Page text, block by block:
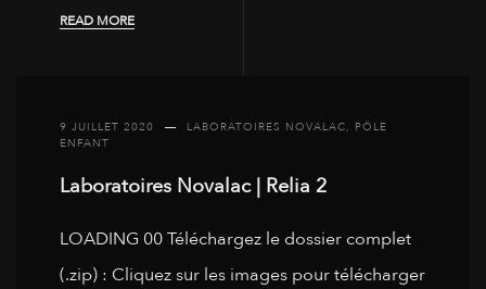
READ MORE
9 JUILLET 2020 LABORATOIRES NOVALAC, PÔLE
ENFANT
Laboratoires Novalac | Relia 2
LOADING 00 Téléchargez le dossier complet
(.zip) : Cliquez sur les images pour télécharger